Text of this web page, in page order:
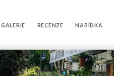
GALERIE RECENZE NABÍDKA